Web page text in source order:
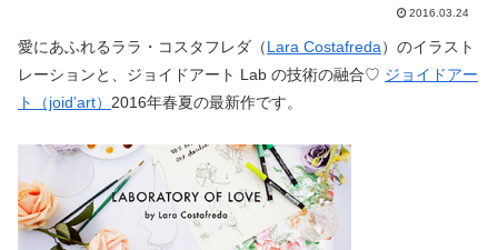
2016.03.24
愛にあふれるララ・コスタフレダ（Lara Costafreda）のイラスト
レーションと、ジョイドアート Lab の技術の融合♡ ジョイドアー
ト（joid’art） 2016年春夏の最新作です。